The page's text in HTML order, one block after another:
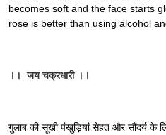
becomes soft and the face starts
rose is better than using alcohol
।। जय चक्रधारी ।।
गुलाब की सूखी पंखुड़ियां सेहत और सौंदर्य के